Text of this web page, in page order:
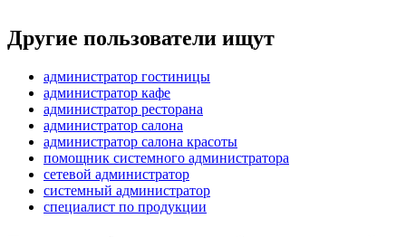
Другие пользователи ищут
администратор гостиницы
администратор кафе
администратор ресторана
администратор салона
администратор салона красоты
помощник системного администратора
сетевой администратор
системный администратор
специалист по продукции